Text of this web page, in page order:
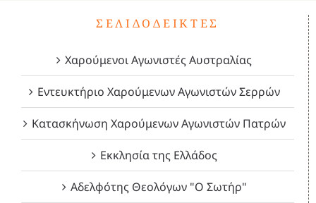
ΣΕΛΙΔΟΔΕΊΚΤΕΣ
Χαρούμενοι Αγωνιστές Αυστραλίας
Εντευκτήριο Χαρούμενων Αγωνιστών Σερρών
Κατασκήνωση Χαρούμενων Αγωνιστών Πατρών
Εκκλησία της Ελλάδος
Αδελφότης Θεολόγων "Ο Σωτήρ"